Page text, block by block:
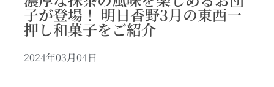
子が登場！ 明日香野3月の東西一
押し和菓子をご紹介
2024年03月04日